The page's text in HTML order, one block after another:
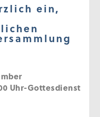
ein,
Uhr-Gottesdienst